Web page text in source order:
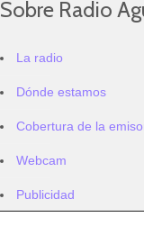
Sobre Radio
La radio
Dónde estamos
Cobertura de la
Webcam
Publicidad